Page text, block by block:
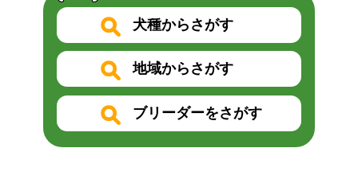
犬種からさがす
地域からさがす
ブリーダーをさがす